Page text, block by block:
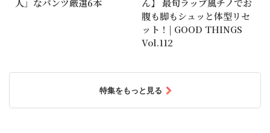
人」なパンツ厳選6本
ん】 最旬ラップ風チノでお
腹も脚もシュッと体型リセ
ット！| GOOD THINGS
Vol.112
特集をもっと見る